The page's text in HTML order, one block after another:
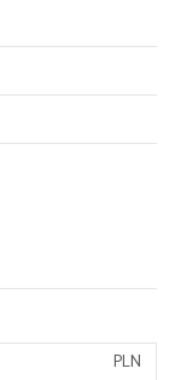
PLN